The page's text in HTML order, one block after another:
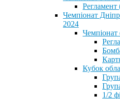
Чемпіонат
2024
Чемпіонат
Кубок
1/2